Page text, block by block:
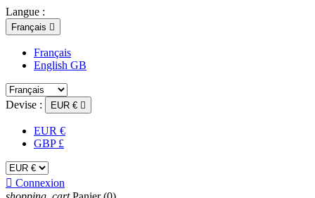
Langue :
Français 
Français
English GB
Devise : EUR € 
EUR €
GBP £
 Connexion